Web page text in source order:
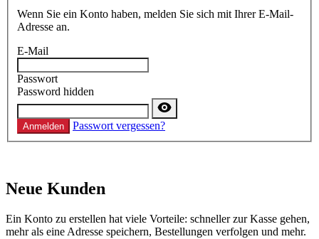
Wenn Sie ein Konto haben, melden Sie sich mit Ihrer E-Mail-
Adresse an.
E-Mail
Passwort
Password hidden
Anmelden Passwort vergessen?
Neue Kunden
Ein Konto zu erstellen hat viele Vorteile: schneller zur Kasse gehen,
mehr als eine Adresse speichern, Bestellungen verfolgen und mehr.